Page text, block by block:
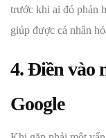
trước khi ai đó phản
giúp được cá nhân
4. Điền vào
Google